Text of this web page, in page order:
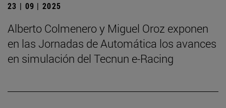
23 | 09 | 2025
Alberto Colmenero y Miguel Oroz exponen
en las Jornadas de Automática los avances
en simulación del Tecnun e-Racing